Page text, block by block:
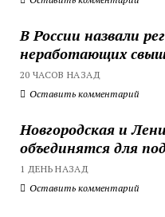
В России назвали
неработающих
20 ЧАСОВ НАЗАД
Оставить комментарий
Новгородская и
объединятся для
1 ДЕНЬ НАЗАД
Оставить комментарий